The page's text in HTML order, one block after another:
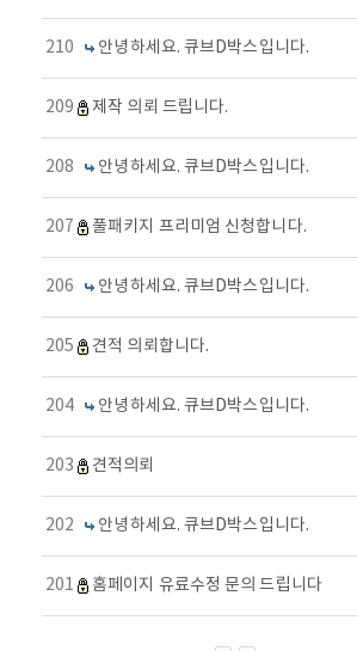
210 안녕하세요. 큐브D박스입니다.
209 제작 의뢰 드립니다.
208 안녕하세요. 큐브D박스입니다.
207 풀패키지 프리미엄 신청합니다.
206 안녕하세요. 큐브D박스입니다.
205 견적 의뢰합니다.
204 안녕하세요. 큐브D박스입니다.
203 견적의뢰
202 안녕하세요. 큐브D박스입니다.
201 홈페이지 유료수정 문의 드립니다